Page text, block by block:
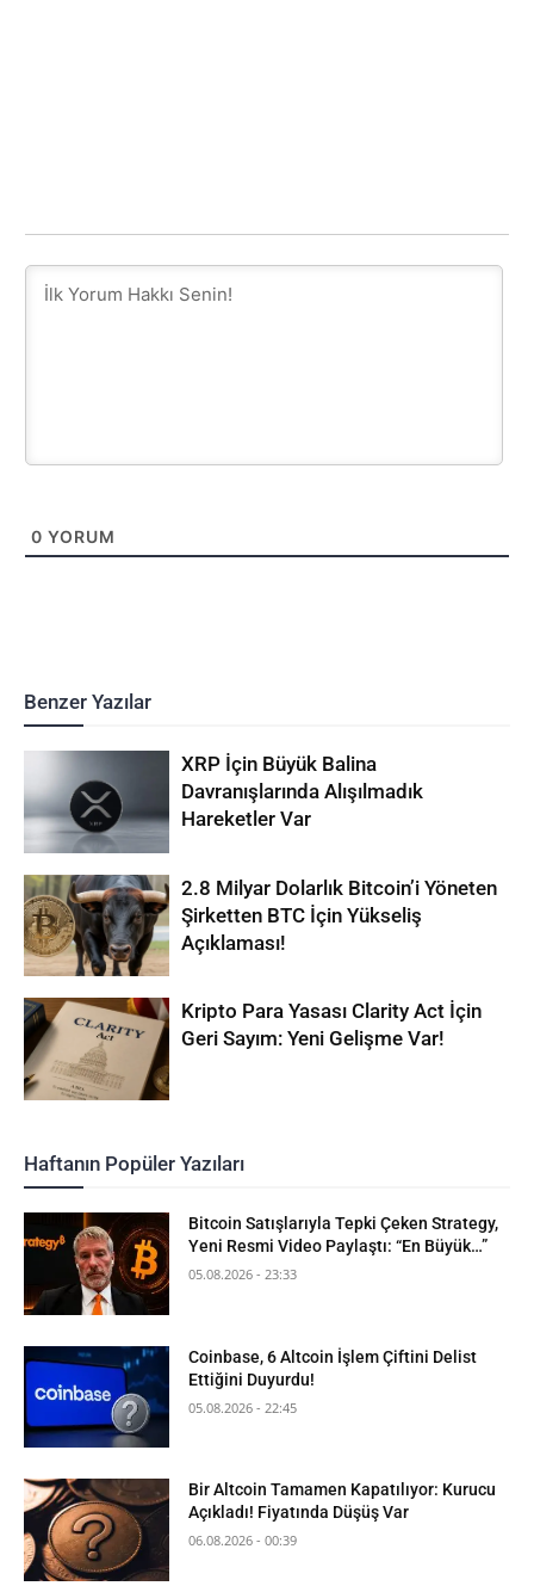
0 YORUM
Benzer Yazılar
XRP İçin Büyük Balina
Davranışlarında Alışılmadık
Hareketler Var
2.8 Milyar Dolarlık Bitcoin’i Yöneten
Şirketten BTC İçin Yükseliş
Açıklaması!
Kripto Para Yasası Clarity Act İçin
Geri Sayım: Yeni Gelişme Var!
Haftanın Popüler Yazıları
Bitcoin Satışlarıyla Tepki Çeken Strategy,
Yeni Resmi Video Paylaştı: “En Büyük…”
05.08.2026 - 23:33
Coinbase, 6 Altcoin İşlem Çiftini Delist
Ettiğini Duyurdu!
05.08.2026 - 22:45
Bir Altcoin Tamamen Kapatılıyor: Kurucu
Açıkladı! Fiyatında Düşüş Var
06.08.2026 - 00:39